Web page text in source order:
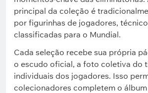
principal da coleção é
por figurinhas de jogadores,
classificadas para o Mundial.
Cada seleção recebe sua própria
o escudo oficial, a foto coletiva do
individuais dos jogadores. Isso
colecionadores completem o álbum